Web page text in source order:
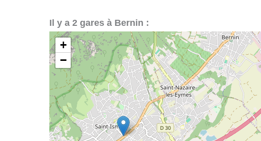
Il y a 2 gares à Bernin :
+
−